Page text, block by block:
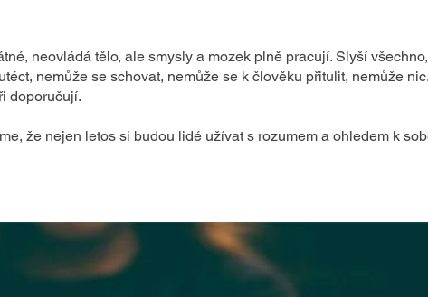
neovládá tělo, ale smysly a mozek plně pracují. Slyší
nemůže se schovat, nemůže se k člověku přitulit, nemůže
doporučují.
že nejen letos si budou lidé užívat s rozumem a ohledem k